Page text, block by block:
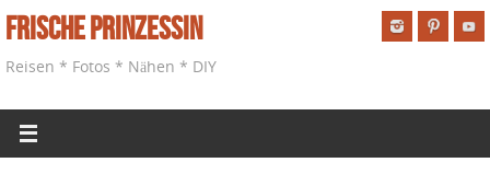
Frische Prinzessin
Reisen * Fotos * Nähen * DIY